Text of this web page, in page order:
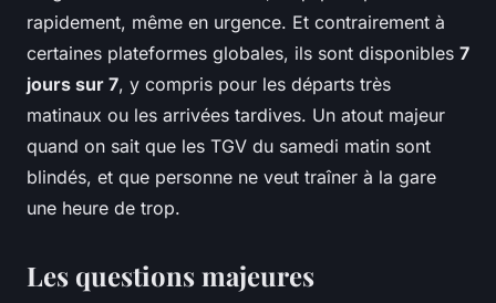
rapidement, même en urgence. Et contrairement à
certaines plateformes globales, ils sont disponibles 7
jours sur 7, y compris pour les départs très
matinaux ou les arrivées tardives. Un atout majeur
quand on sait que les TGV du samedi matin sont
blindés, et que personne ne veut traîner à la gare
une heure de trop.
Les questions majeures